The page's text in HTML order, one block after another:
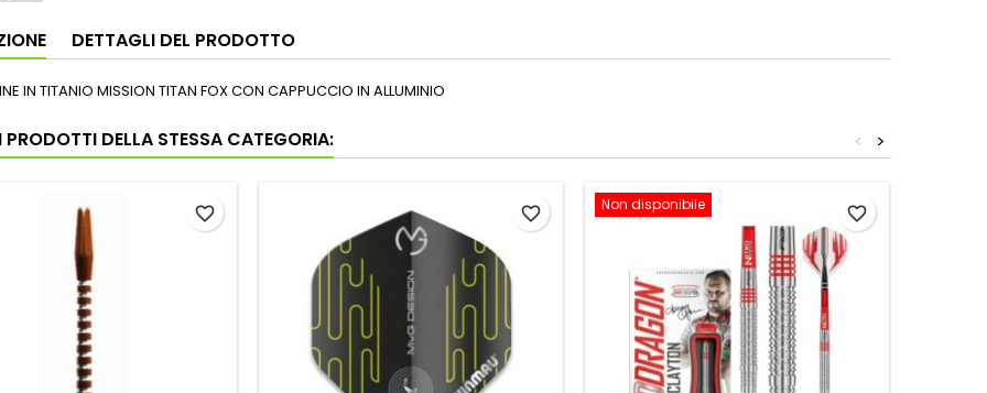
DETTAGLI DEL PRODOTTO
IN TITANIO MISSION TITAN FOX CON CAPPUCCIO IN ALLUMINIO
PRODOTTI DELLA STESSA CATEGORIA: >
<
favorite_border favorite_border Non disponibile favorite_border